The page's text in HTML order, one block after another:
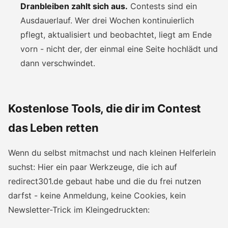
Dranbleiben zahlt sich aus. Contests sind ein
Ausdauerlauf. Wer drei Wochen kontinuierlich
pflegt, aktualisiert und beobachtet, liegt am Ende
vorn - nicht der, der einmal eine Seite hochlädt und
dann verschwindet.
Kostenlose Tools, die dir im Contest
das Leben retten
Wenn du selbst mitmachst und nach kleinen Helferlein
suchst: Hier ein paar Werkzeuge, die ich auf
redirect301.de gebaut habe und die du frei nutzen
darfst - keine Anmeldung, keine Cookies, kein
Newsletter-Trick im Kleingedruckten: